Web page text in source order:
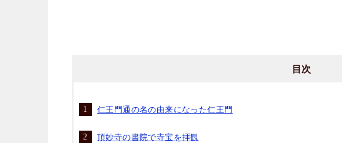
目次
仁王門通の名の由来になった仁王門
頂妙寺の書院で寺宝を拝観